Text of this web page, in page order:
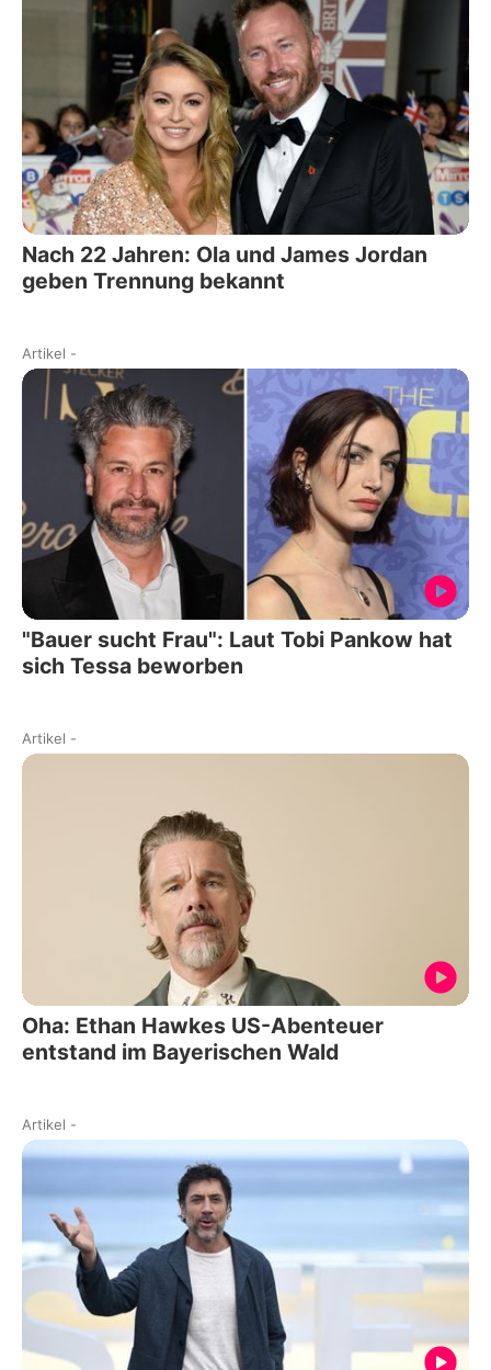
Nach 22 Jahren: Ola und James Jordan
geben Trennung bekannt
Artikel -
"Bauer sucht Frau": Laut Tobi Pankow hat
sich Tessa beworben
Artikel -
Oha: Ethan Hawkes US-Abenteuer
entstand im Bayerischen Wald
Artikel -